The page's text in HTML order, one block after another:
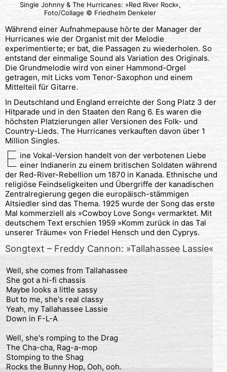
Single Johnny & The Hurricanes: »Red River Rock«,
Foto/Collage © Friedhelm Denkeler
Während einer Aufnahmepause hörte der Manager der
Hurricanes wie der Organist mit der Melodie
experimentierte; er bat, die Passagen zu wiederholen. So
entstand der einmalige Sound als Variation des Originals.
Die Grundmelodie wird von einer Hammond-Orgel
getragen, mit Licks vom Tenor-Saxophon und einem
Mittelteil für Gitarre.
In Deutschland und England erreichte der Song Platz 3 der
Hitparade und in den Staaten den Rang 6. Es waren die
höchsten Platzierungen aller Versionen des Folk- und
Country-Lieds. The Hurricanes verkauften davon über 1
Million Singles.
E ine Vokal-Version handelt von der verbotenen Liebe
einer Indianerin zu einem britischen Soldaten während
der Red-River-Rebellion um 1870 in Kanada. Ethnische und
religiöse Feindseligkeiten und Übergriffe der kanadischen
Zentralregierung gegen die europäisch-stämmigen
Altsiedler sind das Thema. 1925 wurde der Song das erste
Mal kommerziell als »Cowboy Love Song« vermarktet. Mit
deutschem Text erschien 1959 »Komm zurück in das Tal
unserer Träume« von Friedel Hensch und den Cyprys.
Songtext – Freddy Cannon: »Tallahassee Lassie«
Well, she comes from Tallahassee
She got a hi-fi chassis
Maybe looks a little sassy
But to me, she's real classy
Yeah, my Tallahassee Lassie
Down in F-L-A
Well, she's romping to the Drag
The Cha-cha, Rag-a-mop
Stomping to the Shag
Rocks the Bunny Hop, Ooh, ooh.